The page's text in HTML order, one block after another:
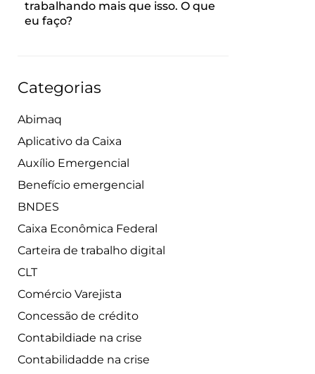
trabalhando mais que isso. O que
eu faço?
Categorias
Abimaq
Aplicativo da Caixa
Auxílio Emergencial
Benefício emergencial
BNDES
Caixa Econômica Federal
Carteira de trabalho digital
CLT
Comércio Varejista
Concessão de crédito
Contabildiade na crise
Contabilidadde na crise